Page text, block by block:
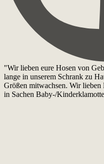
"Wir lieben eure Hosen von
lange in unserem Schrank zu
Größen mitwachsen. Wir
in Sachen Baby-/